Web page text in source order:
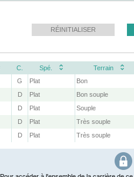
RÉINITIALISER
C. Spé. Terrain
G Plat Bon
D Plat Bon souple
D Plat Souple
D Plat Très souple
D Plat Très souple